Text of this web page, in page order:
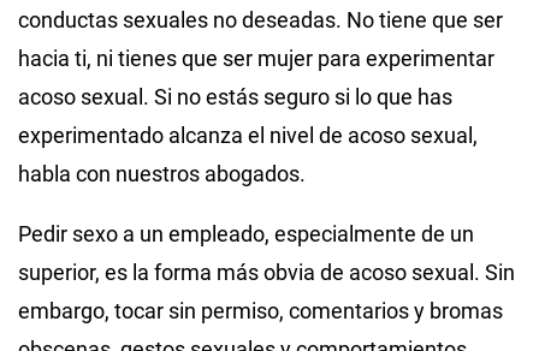
conductas sexuales no deseadas. No tiene que ser
hacia ti, ni tienes que ser mujer para experimentar
acoso sexual. Si no estás seguro si lo que has
experimentado alcanza el nivel de acoso sexual,
habla con nuestros abogados.
Pedir sexo a un empleado, especialmente de un
superior, es la forma más obvia de acoso sexual. Sin
embargo, tocar sin permiso, comentarios y bromas